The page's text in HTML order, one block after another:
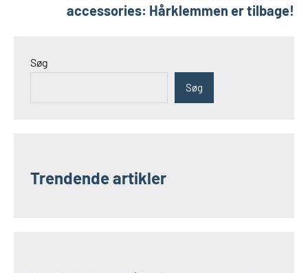
accessories: Hårklemmen er tilbage!
Søg
Søg
Trendende artikler